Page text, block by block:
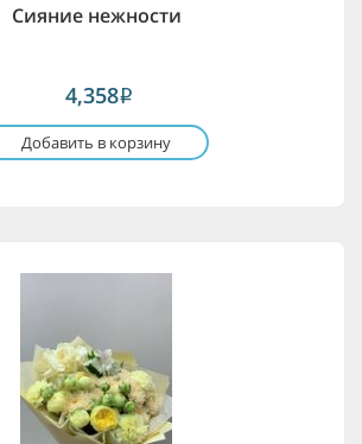
Сияние нежности
4,358i
Добавить в корзину